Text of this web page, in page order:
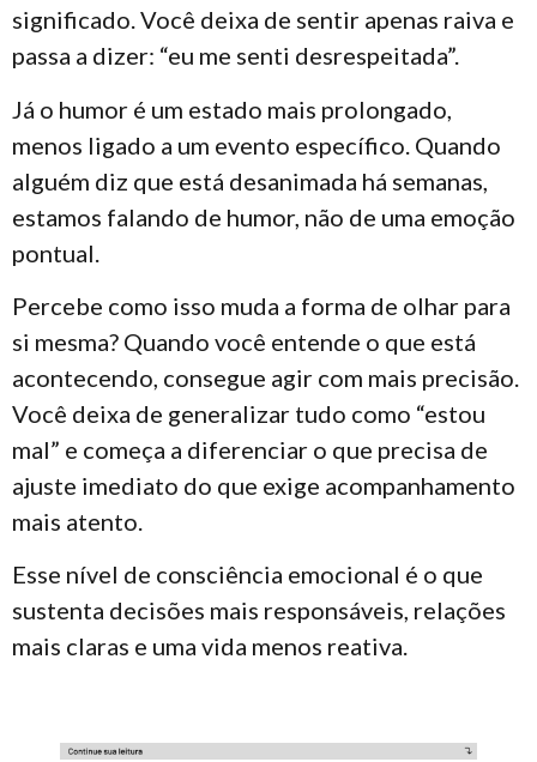
significado. Você deixa de sentir apenas raiva e
passa a dizer: “eu me senti desrespeitada”.
Já o humor é um estado mais prolongado,
menos ligado a um evento específico. Quando
alguém diz que está desanimada há semanas,
estamos falando de humor, não de uma emoção
pontual.
Percebe como isso muda a forma de olhar para
si mesma? Quando você entende o que está
acontecendo, consegue agir com mais precisão.
Você deixa de generalizar tudo como “estou
mal” e começa a diferenciar o que precisa de
ajuste imediato do que exige acompanhamento
mais atento.
Esse nível de consciência emocional é o que
sustenta decisões mais responsáveis, relações
mais claras e uma vida menos reativa.